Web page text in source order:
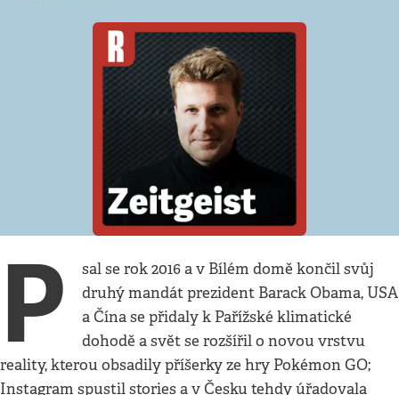
P
sal se rok 2016 a v Bílém domě končil svůj
druhý mandát prezident Barack Obama, USA
a Čína se přidaly k Pařížské klimatické
dohodě a svět se rozšířil o novou vrstvu
reality, kterou obsadily příšerky ze hry Pokémon GO;
Instagram spustil stories a v Česku tehdy úřadovala